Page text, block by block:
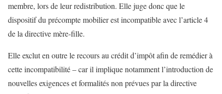
membre, lors de leur redistribution. Elle juge donc que le
dispositif du précompte mobilier est incompatible avec l’article 4
de la directive mère-fille.
Elle exclut en outre le recours au crédit d’impôt afin de remédier à
cette incompatibilité – car il implique notamment l’introduction de
nouvelles exigences et formalités non prévues par la directive